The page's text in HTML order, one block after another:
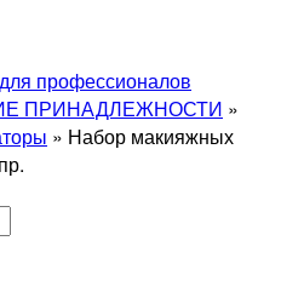
профессионалов
ПРИНАДЛЕЖНОСТИ »
» Набор макияжных